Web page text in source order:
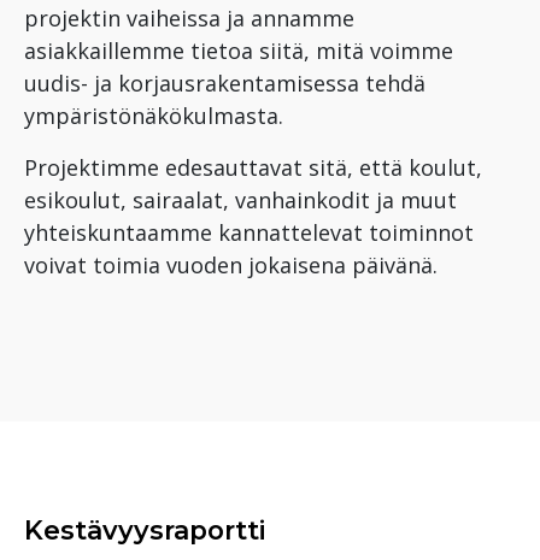
projektin vaiheissa ja annamme
asiakkaillemme tietoa siitä, mitä voimme
uudis- ja korjausrakentamisessa tehdä
ympäristönäkökulmasta.
Projektimme edesauttavat sitä, että koulut,
esikoulut, sairaalat, vanhainkodit ja muut
yhteiskuntaamme kannattelevat toiminnot
voivat toimia vuoden jokaisena päivänä.
Kestävyysraportti